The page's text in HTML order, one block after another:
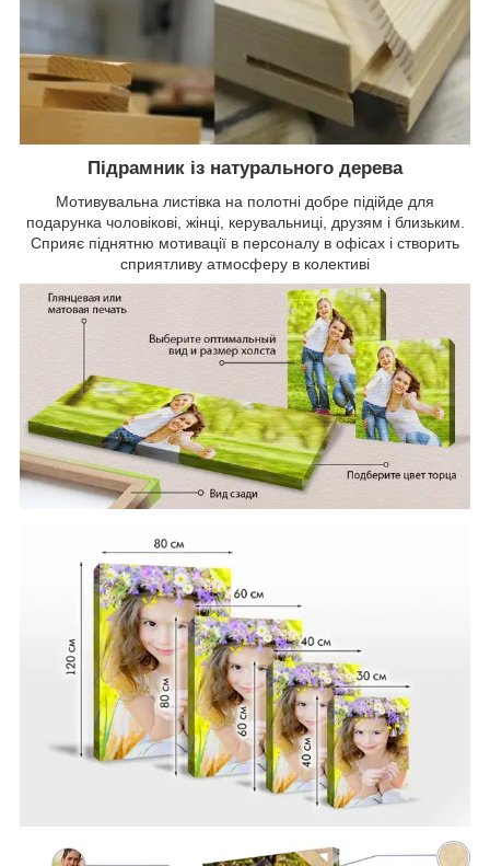
Підрамник із натурального дерева
Мотивувальна листівка на полотні добре підійде для
подарунка чоловікові, жінці, керувальниці, друзям і близьким.
Сприяє піднятню мотивації в персоналу в офісах і створить
сприятливу атмосферу в колективі